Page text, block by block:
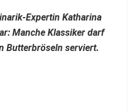
Expertin Katharina
Manche Klassiker darf
Butterbröseln serviert.